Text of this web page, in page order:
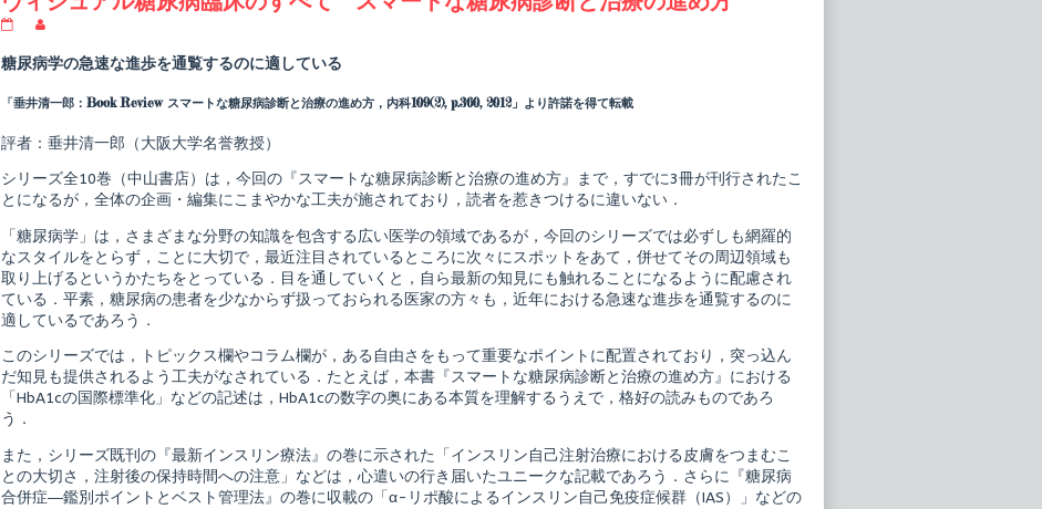
ジ
ュ
ル
尿
臨
床
の
べ
て
ス
マ
ー
ト
糖
尿
病
診
断
治
療
の
進
posts
by
author
ヴ
ジ
ュ
ア
糖
尿
病
臨
床
の
べ
て
ス
マ
な
糖
尿
糖尿病学の急速な進歩を通覧するのに適している
「垂井清一郎：Book Review スマートな糖尿病診断と治療の進め方，内科109(2), p.360, 2012」より許諾を得て転載
評者：垂井清一郎（大阪大学名誉教授）
シリーズ全10巻（中山書店）は，今回の『スマートな糖尿病診断と治療の進め方』まで，すでに3冊が刊行されたこ
とになるが，全体の企画・編集にこまやかな工夫が施されており，読者を惹きつけるに違いない．
「糖尿病学」は，さまざまな分野の知識を包含する広い医学の領域であるが，今回のシリーズでは必ずしも網羅的
なスタイルをとらず，ことに大切で，最近注目されているところに次々にスポットをあて，併せてその周辺領域も
取り上げるというかたちをとっている．目を通していくと，自ら最新の知見にも触れることになるように配慮され
ている．平素，糖尿病の患者を少なからず扱っておられる医家の方々も，近年における急速な進歩を通覧するのに
適しているであろう．
このシリーズでは，トピックス欄やコラム欄が，ある自由さをもって重要なポイントに配置されており，突っ込ん
だ知見も提供されるよう工夫がなされている．たとえば，本書『スマートな糖尿病診断と治療の進め方』における
「HbA1cの国際標準化」などの記述は，HbA1cの数字の奥にある本質を理解するうえで，格好の読みものであろ
う．
また，シリーズ既刊の『最新インスリン療法』の巻に示された「インスリン自己注射治療における皮膚をつまむこ
との大切さ，注射後の保持時間への注意」などは，心遣いの行き届いたユニークな記載であろう．さらに『糖尿病
合併症―鑑別ポイントとベスト管理法』の巻に収載の「α-リポ酸によるインスリン自己免疫症候群（IAS）」などの